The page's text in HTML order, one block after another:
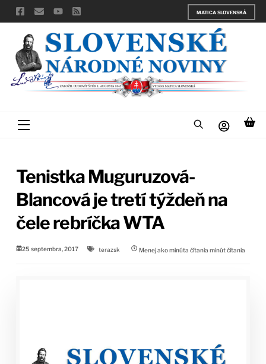
Skip
to
content
MATICA SLOVENSKÁ
Menu
Tenistka Muguruzová-
Blancová je tretí týždeň na
čele rebríčka WTA
25 septembra, 2017 terazsk Menej ako minúta čítania minút čítania